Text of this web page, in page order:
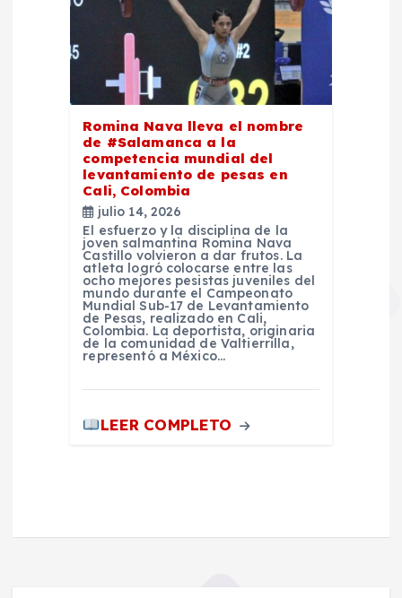
Romina Nava lleva el nombre
de #Salamanca a la
competencia mundial del
levantamiento de pesas en
Cali, Colombia
julio 14, 2026
El esfuerzo y la disciplina de la
joven salmantina Romina Nava
Castillo volvieron a dar frutos. La
atleta logró colocarse entre las
ocho mejores pesistas juveniles del
mundo durante el Campeonato
Mundial Sub-17 de Levantamiento
de Pesas, realizado en Cali,
Colombia. La deportista, originaria
de la comunidad de Valtierrilla,
representó a México…
LEER COMPLETO